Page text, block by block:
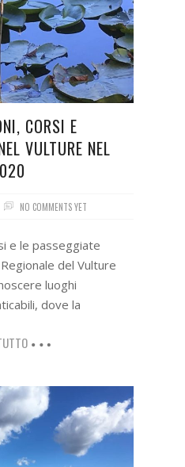
CORSI E
VULTURE NEL
NO COMMENTS YET
e le passeggiate
del Vulture
luoghi
dove la